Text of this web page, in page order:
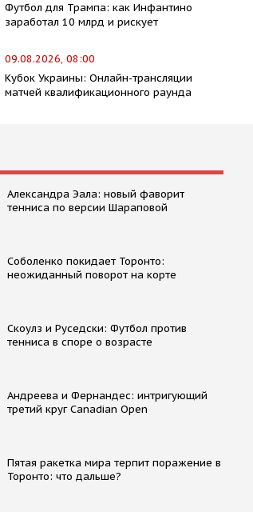
Футбол для Трампа: как Инфантино
заработал 10 млрд и рискует
09.08.2026, 08:00
Кубок Украины: Онлайн-трансляции
матчей квалификационного раунда
Александра Эала: новый фаворит
тенниса по версии Шараповой
Соболенко покидает Торонто:
неожиданный поворот на корте
Скоулз и Руседски: Футбол против
тенниса в споре о возрасте
Андреева и Фернандес: интригующий
третий круг Canadian Open
Пятая ракетка мира терпит поражение в
Торонто: что дальше?